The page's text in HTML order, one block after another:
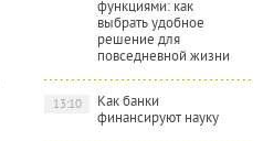
функциями: как
выбрать удобное
решение для
повседневной жизни
Как банки
финансируют науку
13:10